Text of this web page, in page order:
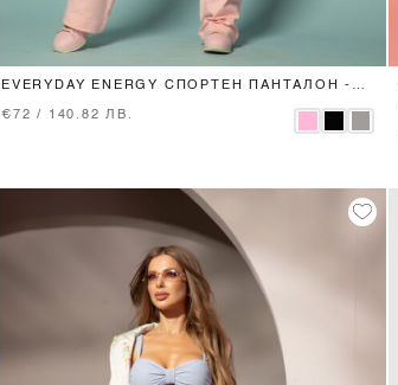
XS S M L
EVERYDAY ENERGY СПОРТЕН ПАНТАЛОН -
€72 / 140.82 ЛВ.